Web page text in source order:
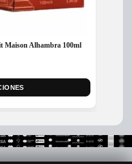
Maison Alhambra 100ml